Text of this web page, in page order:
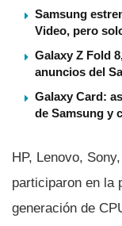
Samsung
Video, pero
Galaxy Z Fold
anuncios del
Galaxy Card:
de Samsung y
HP, Lenovo,
participaron en la
generación de